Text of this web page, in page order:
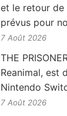
et le retour de
prévus pour
7 Août 2026
THE
Reanimal, est
Nintendo
7 Août 2026